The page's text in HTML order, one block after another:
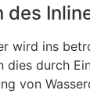
des
wird ins
dies durch
von